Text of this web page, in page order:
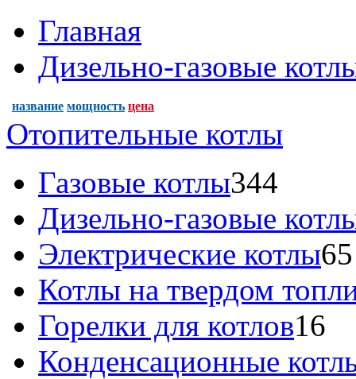
Главная
Дизельно-газовые
название мощность цена
Отопительные котлы
Газовые котлы344
Дизельно-газовые
Электрические котлы65
Котлы на твердом
Горелки для котлов16
Конденсационные